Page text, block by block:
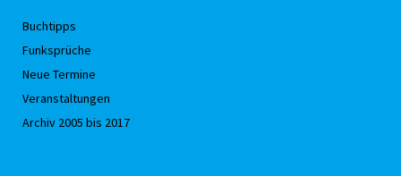
Buchtipps
Funksprüche
Neue Termine
Veranstaltungen
Archiv 2005 bis 2017